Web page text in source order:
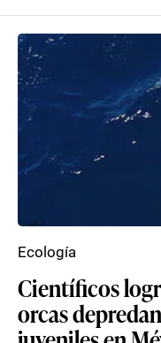
Científicos
orcas
Ecología